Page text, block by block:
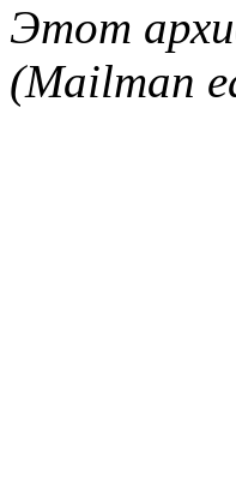
Этот
(Mailman